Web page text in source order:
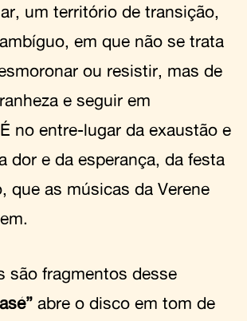
um território de transição,
em que não se trata
ou resistir, mas de
e seguir em
no entre-lugar da exaustão e
dor e da esperança, da festa
que as músicas da Verene
são fragmentos desse
abre o disco em tom de